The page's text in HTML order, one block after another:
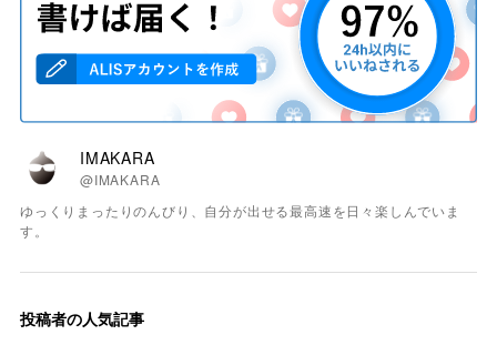
IMAKARA
@IMAKARA
ゆっくりまったりのんびり、自分が出せる最高速を日々楽しんでいま
す。
投稿者の人気記事